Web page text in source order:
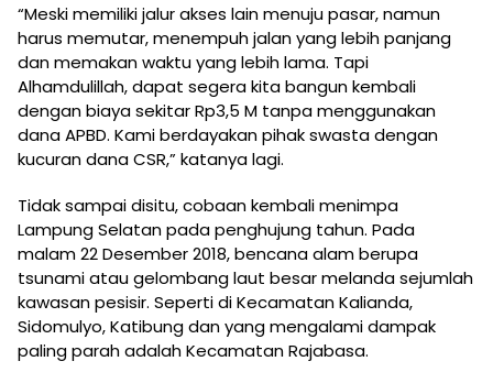
“Meski memiliki jalur akses lain menuju pasar, namun
harus memutar, menempuh jalan yang lebih panjang
dan memakan waktu yang lebih lama. Tapi
Alhamdulillah, dapat segera kita bangun kembali
dengan biaya sekitar Rp3,5 M tanpa menggunakan
dana APBD. Kami berdayakan pihak swasta dengan
kucuran dana CSR,” katanya lagi.
Tidak sampai disitu, cobaan kembali menimpa
Lampung Selatan pada penghujung tahun. Pada
malam 22 Desember 2018, bencana alam berupa
tsunami atau gelombang laut besar melanda sejumlah
kawasan pesisir. Seperti di Kecamatan Kalianda,
Sidomulyo, Katibung dan yang mengalami dampak
paling parah adalah Kecamatan Rajabasa.